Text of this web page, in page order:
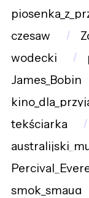
czesaw
wodecki
James_Bobin
tekściarka
smok_smaug